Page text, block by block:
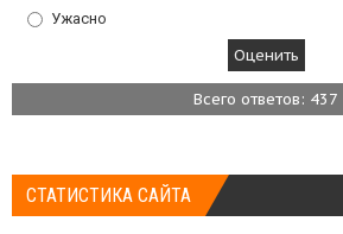
Ужасно
Всего ответов: 437
СТАТИСТИКА САЙТА